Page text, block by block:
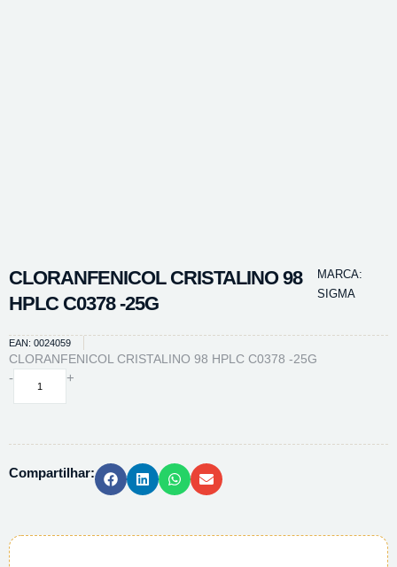
CLORANFENICOL CRISTALINO 98
HPLC C0378 -25G
MARCA:
SIGMA
EAN: 0024059
CLORANFENICOL CRISTALINO 98 HPLC C0378 -25G
-
CLORANFENICOL
-25G
+
Compartilhar: